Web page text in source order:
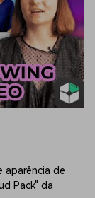
aparência de
Pack" da